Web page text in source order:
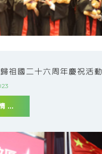
祖國二十六周年慶祝活動
...